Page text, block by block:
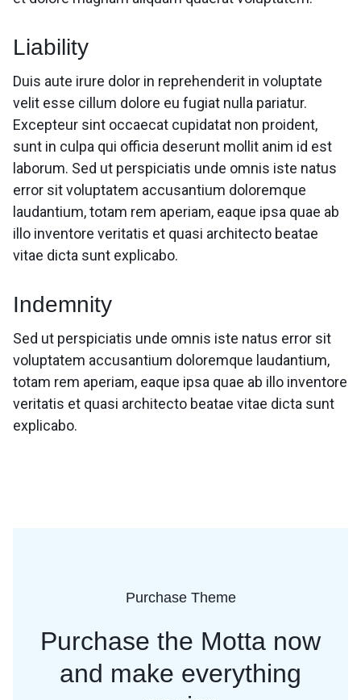
Liability
Duis aute irure dolor in reprehenderit in voluptate
velit esse cillum dolore eu fugiat nulla pariatur.
Excepteur sint occaecat cupidatat non proident,
sunt in culpa qui officia deserunt mollit anim id est
laborum. Sed ut perspiciatis unde omnis iste natus
error sit voluptatem accusantium doloremque
laudantium, totam rem aperiam, eaque ipsa quae ab
illo inventore veritatis et quasi architecto beatae
vitae dicta sunt explicabo.
Indemnity
Sed ut perspiciatis unde omnis iste natus error sit
voluptatem accusantium doloremque laudantium,
totam rem aperiam, eaque ipsa quae ab illo inventore
veritatis et quasi architecto beatae vitae dicta sunt
explicabo.
Purchase Theme
Purchase the Motta now
and make everything